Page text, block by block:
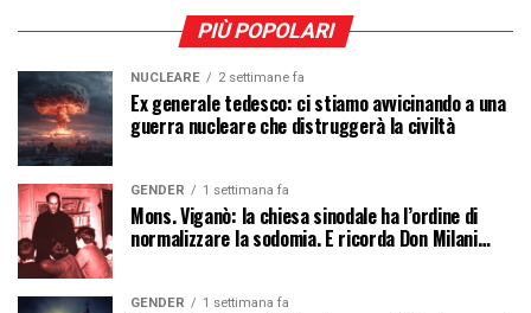
PIÙ POPOLARI
NUCLEARE 2 settimane fa
Ex generale tedesco: ci stiamo avvicinando a una
guerra nucleare che distruggerà la civiltà
GENDER 1 settimana fa
Mons. Viganò: la chiesa sinodale ha l’ordine di
normalizzare la sodomia. E ricorda Don Milani…
GENDER 1 settimana fa